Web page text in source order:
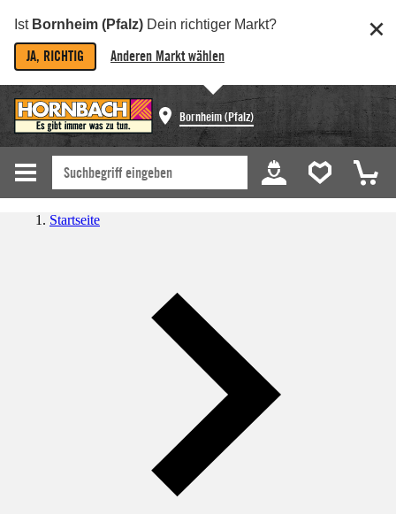
Ist Bornheim (Pfalz) Dein richtiger Markt?
JA, RICHTIG Anderen Markt wählen
Bornheim (Pfalz)
Startseite